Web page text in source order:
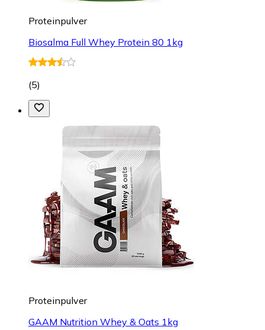
Proteinpulver
Biosalma Full Whey Protein 80 1kg
(5)
Proteinpulver
GAAM Nutrition Whey & Oats 1kg